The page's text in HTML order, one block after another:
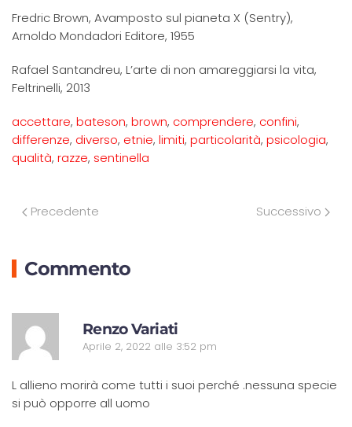
Fredric Brown, Avamposto sul pianeta X (Sentry),
Arnoldo Mondadori Editore, 1955
Rafael Santandreu, L’arte di non amareggiarsi la vita,
Feltrinelli, 2013
accettare, bateson, brown, comprendere, confini,
differenze, diverso, etnie, limiti, particolarità, psicologia,
qualità, razze, sentinella
Precedente Successivo
Commento
Renzo Variati
Aprile 2, 2022 alle 3:52 pm
L allieno morirà come tutti i suoi perché .nessuna specie
si può opporre all uomo